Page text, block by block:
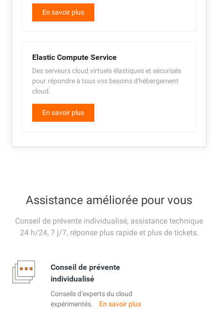
En savoir plus
Elastic Compute Service
Des serveurs cloud virtuels élastiques et sécurisés
pour répondre à tous vos besoins d'hébergement
cloud.
En savoir plus
Assistance améliorée pour vous
Conseil de prévente individualisé, assistance technique
24 h/24, 7 j/7, réponse plus rapide et plus de tickets.
Conseil de prévente
individualisé
Conseils d’experts du cloud
expérimentés.
En savoir plus